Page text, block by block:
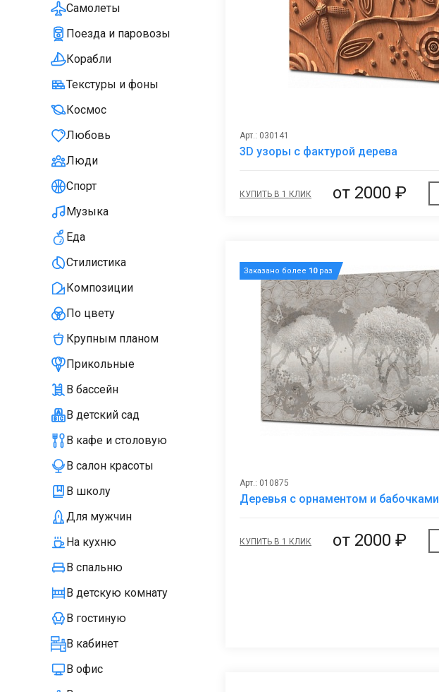
Самолеты
Поезда и паровозы
Корабли
Текстуры и фоны
Космос
Любовь
Люди
Спорт
Музыка
Еда
Стилистика
Композиции
По цвету
Крупным планом
Прикольные
В бассейн
В детский сад
В кафе и столовую
В салон красоты
В школу
Для мужчин
На кухню
В спальню
В детскую комнату
В гостиную
В кабинет
В офис
Арт.: 030141
3D узоры с фактурой дерева
КУПИТЬ В 1 КЛИК от 2000 ₽
Заказано более 10раз
Арт.: 010875
Деревья с орнаментом и бабочками
КУПИТЬ В 1 КЛИК от 2000 ₽